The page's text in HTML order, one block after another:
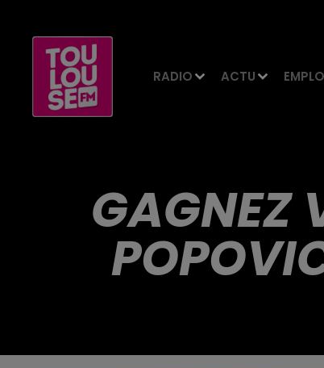
RADIO ACTU
GAGNEZ